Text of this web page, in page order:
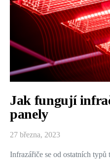
Jak fungují
panely
27 března, 2023
Infrazářiče se od ostatních